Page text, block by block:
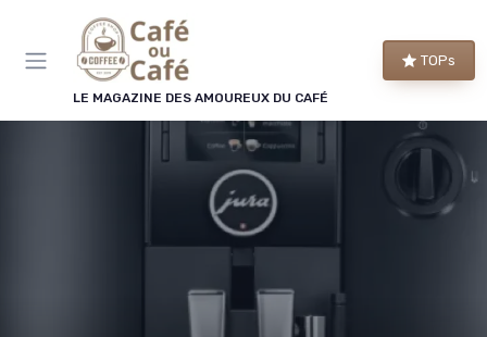
LE MAGAZINE DES AMOUREUX DU CAFÉ
TOPs
Panneau de gestion des cookies